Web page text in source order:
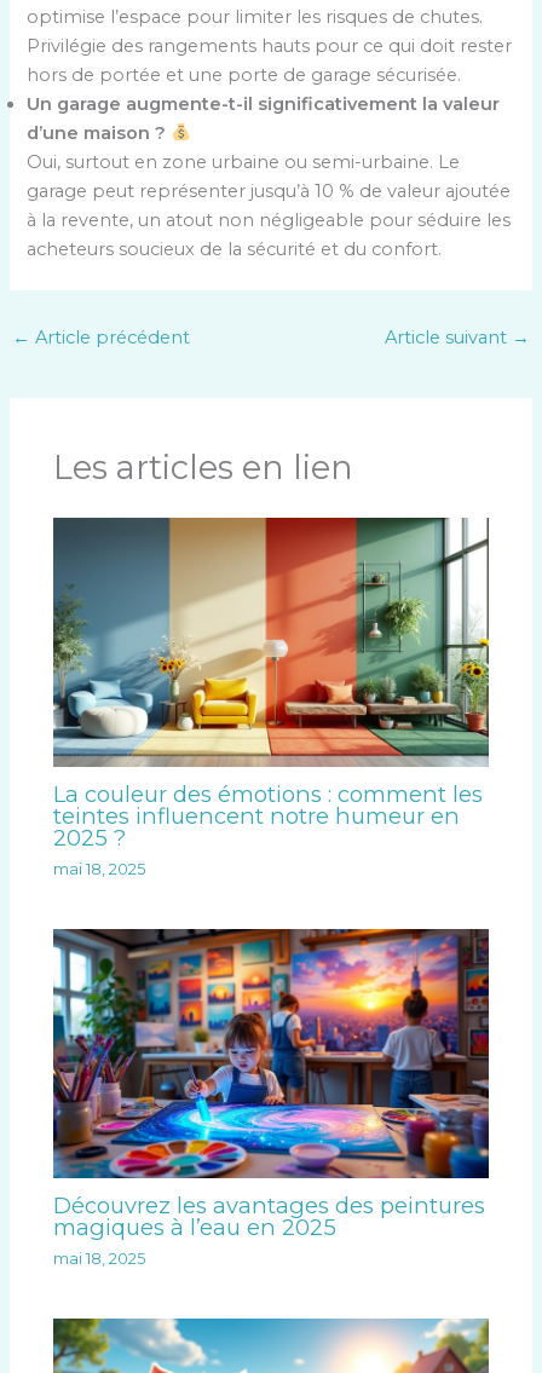
optimise l’espace pour limiter les risques de chutes.
Privilégie des rangements hauts pour ce qui doit rester
hors de portée et une porte de garage sécurisée.
Un garage augmente-t-il significativement la valeur
d’une maison ?
Oui, surtout en zone urbaine ou semi-urbaine. Le
garage peut représenter jusqu’à 10 % de valeur ajoutée
à la revente, un atout non négligeable pour séduire les
acheteurs soucieux de la sécurité et du confort.
← Article précédent Article suivant →
Les articles en lien
La couleur des émotions : comment les
teintes influencent notre humeur en
2025 ?
mai 18, 2025
Découvrez les avantages des peintures
magiques à l’eau en 2025
mai 18, 2025